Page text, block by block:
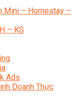
Mini – Homestay –
– KS
Ads
Doanh Thực